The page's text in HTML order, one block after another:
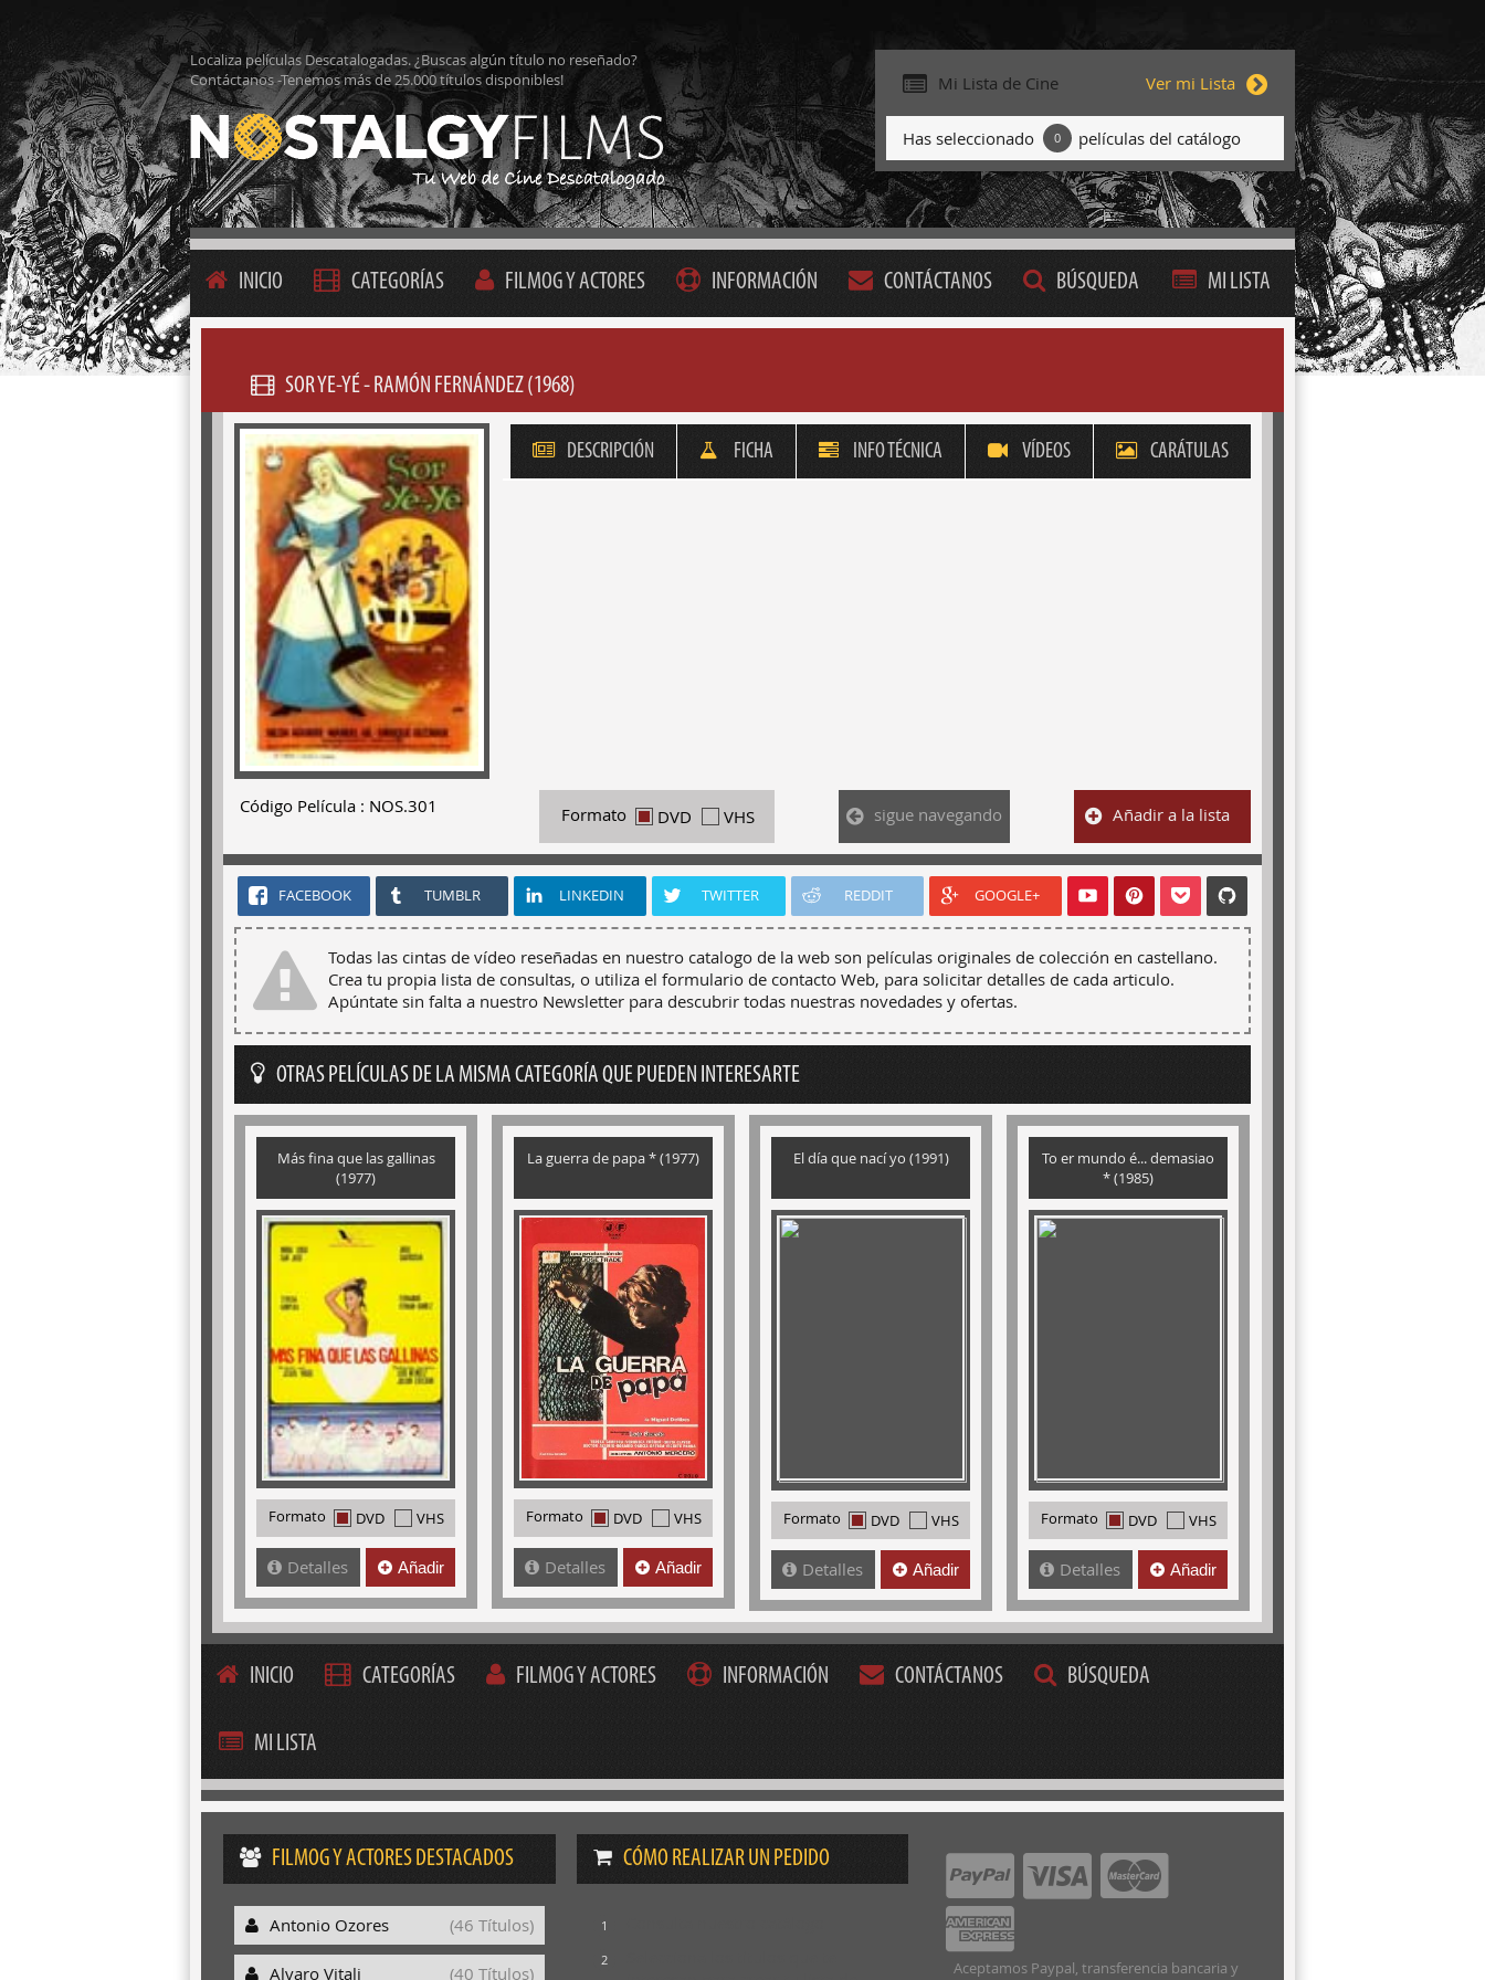
Localiza películas Descatalogadas. ¿Buscas algún título no reseñado?
Contáctanos -Tenemos más de 25.000 títulos disponibles!
Mi Lista de Cine Ver mi Lista
Has seleccionado 0 películas del catálogo
INICIO CATEGORÍAS FILMOG Y ACTORES INFORMACIÓN CONTÁCTANOS BÚSQUEDA MI LISTA
SOR YE-YÉ - RAMÓN FERNÁNDEZ (1968)
DESCRIPCIÓN FICHA INFO TÉCNICA VÍDEOS CARÁTULAS
Código Película : NOS.301 Formato DVD VHS sigue navegando Añadir a la lista
FACEBOOK TUMBLR LINKEDIN TWITTER REDDIT GOOGLE+
Todas las cintas de vídeo reseñadas en nuestro catalogo de la web son películas originales de colección en castellano.
Crea tu propia lista de consultas, o utiliza el formulario de contacto Web, para solicitar detalles de cada articulo.
Apúntate sin falta a nuestro Newsletter para descubrir todas nuestras novedades y ofertas.
OTRAS PELÍCULAS DE LA MISMA CATEGORÍA QUE PUEDEN INTERESARTE
Más fina que las gallinas
(1977)
Formato DVD VHS
Detalles Añadir
La guerra de papa * (1977)
Formato DVD VHS
Detalles Añadir
El día que nací yo (1991)
Formato DVD VHS
Detalles Añadir
To er mundo é... demasiao
* (1985)
Formato DVD VHS
Detalles Añadir
INICIO CATEGORÍAS FILMOG Y ACTORES INFORMACIÓN CONTÁCTANOS BÚSQUEDA
MI LISTA
FILMOG Y ACTORES DESTACADOS
Antonio Ozores (46 Títulos)
Alvaro Vitali (40 Títulos)
CÓMO REALIZAR UN PEDIDO
1
2 Aceptamos Paypal, transferencia bancaria y